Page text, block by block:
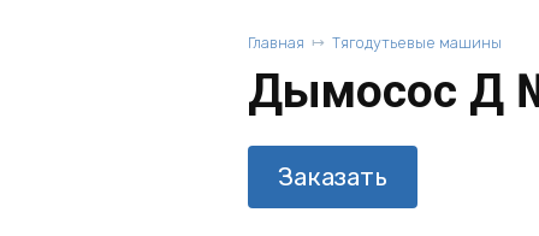
Главная Тягодутьевые машины
Дымосос Д
Заказать